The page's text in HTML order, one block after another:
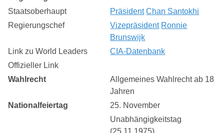
Staatsoberhaupt
Präsident Chan Santokhi
Regierungschef
Vizepräsident Ronnie
Brunswijk
Link zu World Leaders
CIA-Datenbank
Offizieller Link
Wahlrecht
Allgemeines Wahlrecht ab 18
Jahren
Nationalfeiertag
25. November
Unabhängigkeitstag
(25.11.1975)